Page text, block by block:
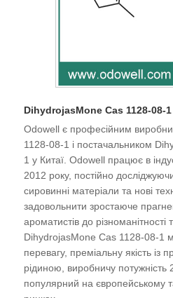
DihydrojasMone Cas 1128-08-1
Odowell є професійним
1128-08-1 і постачальником
1 у Китаї. Odowell працює в
2012 року, постійно
сировинні матеріали та нові
задовольнити зростаюче
ароматистів до різноманітності
DihydrojasMone Cas 1128-08-1
перевагу, преміальну якість із
рідиною, виробничу потужність
популярний на європейському